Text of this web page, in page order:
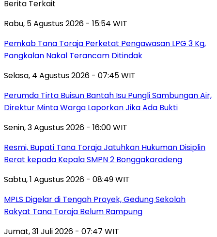
Berita Terkait
Rabu, 5 Agustus 2026 - 15:54 WIT
Pemkab Tana Toraja Perketat Pengawasan LPG 3 Kg,
Pangkalan Nakal Terancam Ditindak
Selasa, 4 Agustus 2026 - 07:45 WIT
Perumda Tirta Buisun Bantah Isu Pungli Sambungan Air,
Direktur Minta Warga Laporkan Jika Ada Bukti
Senin, 3 Agustus 2026 - 16:00 WIT
Resmi, Bupati Tana Toraja Jatuhkan Hukuman Disiplin
Berat kepada Kepala SMPN 2 Bonggakaradeng
Sabtu, 1 Agustus 2026 - 08:49 WIT
MPLS Digelar di Tengah Proyek, Gedung Sekolah
Rakyat Tana Toraja Belum Rampung
Jumat, 31 Juli 2026 - 07:47 WIT